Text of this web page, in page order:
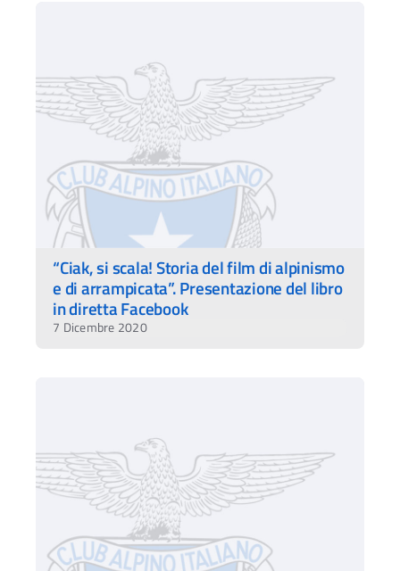
“Ciak, si scala! Storia del film di alpinismo
e di arrampicata”. Presentazione del libro
in diretta Facebook
7 Dicembre 2020